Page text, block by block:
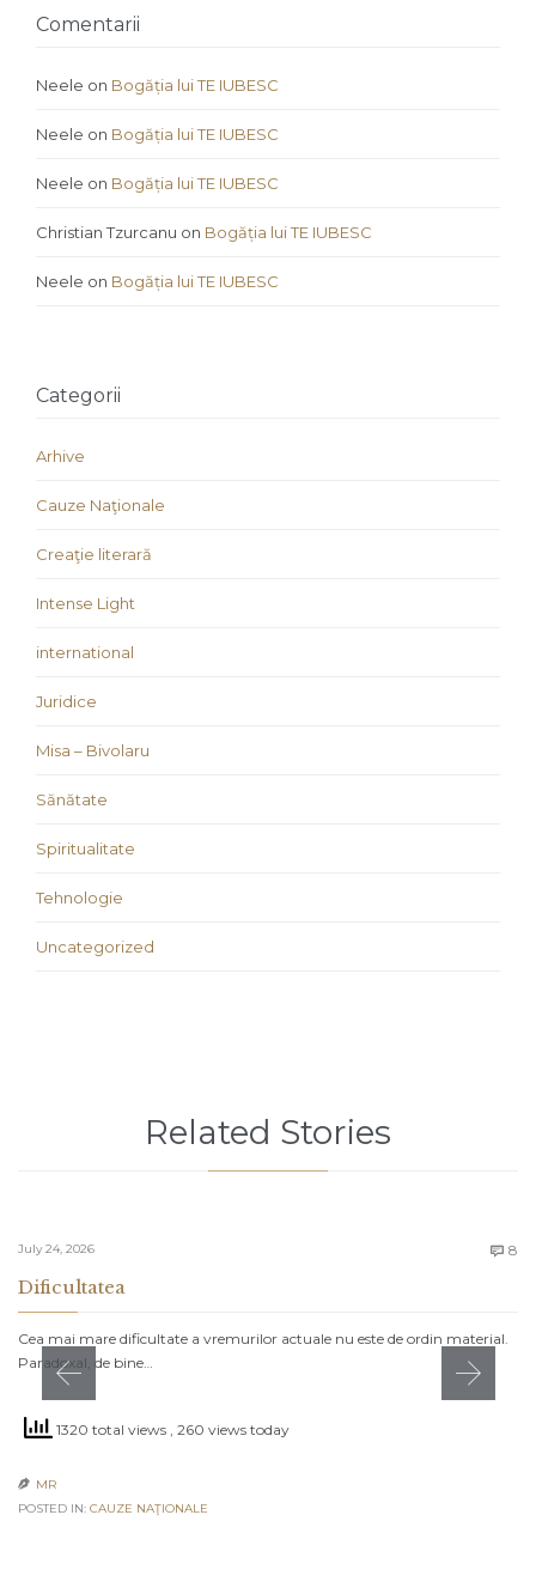
Comentarii
Neele on Bogăția lui TE IUBESC
Neele on Bogăția lui TE IUBESC
Neele on Bogăția lui TE IUBESC
Christian Tzurcanu on Bogăția lui TE IUBESC
Neele on Bogăția lui TE IUBESC
Categorii
Arhive
Cauze Naţionale
Creaţie literară
Intense Light
international
Juridice
Misa – Bivolaru
Sănătate
Spiritualitate
Tehnologie
Uncategorized
Related Stories
July 24, 2026  8
Dificultatea
Cea mai mare dificultate a vremurilor actuale nu este de ordin material.
Paradoxal, de bine…
1320 total views , 260 views today
 MR
POSTED IN: CAUZE NAŢIONALE